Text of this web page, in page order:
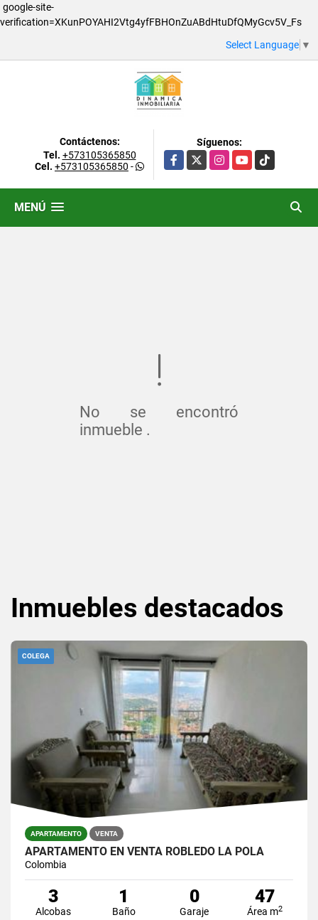
google-site-
verification=XKunPOYAHI2Vtg4yfFBHOnZuABdHtuDfQMyGcv5V_Fs
Select Language ▼
Contáctenos:
Tel. +573105365850
Cel. +573105365850 -
Síguenos:
Facebook
X InstagramYouTubeTikTok
MENÚ
No se encontró
inmueble .
Inmuebles destacados
COLEGA
APARTAMENTO VENTA
APARTAMENTO EN VENTA ROBLEDO LA POLA
Colombia
3
Alcobas
1
Baño
0
Garaje
47
Área m2